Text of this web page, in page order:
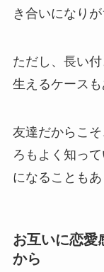
き合いになりが
ただし、長い
生えるケースも
友達だからこ
ろもよく知っ
になることもあ
お互いに恋愛
から